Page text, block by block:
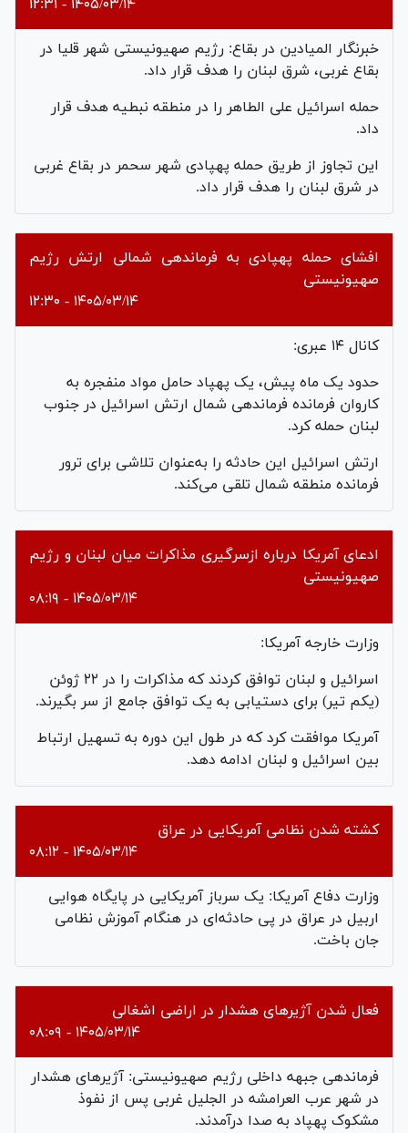
۱۴۰۵/۰۳/۱۴ - ۱۲:۳۱
خبرنگار المیادین در بقاع: رژیم صهیونیستی شهر قلیا در
بقاع غربی، شرق لبنان را هدف قرار داد.
حمله اسرائیل علی الطاهر را در منطقه نبطیه هدف قرار
داد.
این تجاوز از طریق حمله پهپادی شهر سحمر در بقاع غربی
در شرق لبنان را هدف قرار داد.
افشای حمله پهپادی به فرماندهی شمالی ارتش رژیم
صهیونیستی
۱۴۰۵/۰۳/۱۴ - ۱۲:۳۰
کانال ۱۴ عبری:
حدود یک ماه پیش، یک پهپاد حامل مواد منفجره به
کاروان فرمانده فرماندهی شمال ارتش اسرائیل در جنوب
لبنان حمله کرد.
ارتش اسرائیل این حادثه را به‌عنوان تلاشی برای ترور
فرمانده منطقه شمال تلقی می‌کند.
ادعای آمریکا درباره ازسرگیری مذاکرات میان لبنان و رژیم
صهیونیستی
۱۴۰۵/۰۳/۱۴ - ۰۸:۱۹
وزارت خارجه آمریکا:
اسرائیل و لبنان توافق کردند که مذاکرات را در ۲۲ ژوئن
(یکم تیر) برای دستیابی به یک توافق جامع از سر بگیرند.
آمریکا موافقت کرد که در طول این دوره به تسهیل ارتباط
بین اسرائیل و لبنان ادامه دهد.
کشته شدن نظامی آمریکایی در عراق
۱۴۰۵/۰۳/۱۴ - ۰۸:۱۲
وزارت دفاع آمریکا: یک سرباز آمریکایی در پایگاه هوایی
اربیل در عراق در پی حادثه‌ای در هنگام آموزش نظامی
جان باخت.
فعال شدن آژیرهای هشدار در اراضی اشغالی
۱۴۰۵/۰۳/۱۴ - ۰۸:۰۹
فرماندهی جبهه داخلی رژیم صهیونیستی: آژیرهای هشدار
در شهر عرب العرامشه در الجلیل غربی پس از نفوذ
مشکوک پهپاد به صدا درآمدند.